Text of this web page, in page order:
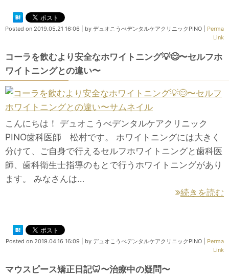
Posted on 2019.05.21 16:06 by デュオこうべデンタルケアクリニックPINO
Perma
Link
コーラを飲むより安全なホワイトニング💡😊〜セルフホ
ワイトニングとの違い〜
こんにちは！ デュオこうべデンタルケアクリニック
PINO歯科医師 松村です。 ホワイトニングには大きく
分けて、ご自身で行えるセルフホワイトニングと歯科医
師、歯科衛生士指導のもとで行うホワイトニングがあり
ます。 みなさんは…
続きを読む
Posted on 2019.04.16 16:09 by デュオこうべデンタルケアクリニックPINO
Perma
Link
マウスピース矯正日記🦷〜治療中の疑問〜